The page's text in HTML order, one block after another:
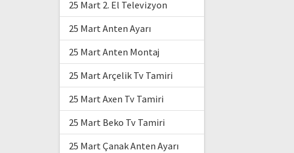
25 Mart 2. El Televizyon
25 Mart Anten Ayarı
25 Mart Anten Montaj
25 Mart Arçelik Tv Tamiri
25 Mart Axen Tv Tamiri
25 Mart Beko Tv Tamiri
25 Mart Çanak Anten Ayarı